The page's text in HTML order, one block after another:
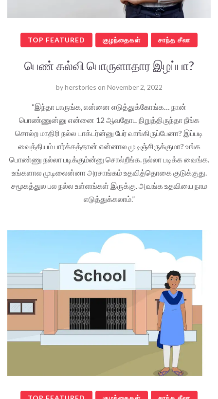
TOP FEATURED குழந்தைகள் சாந்த சீலா
பெண் கல்வி பொருளாதார இழப்பா?
byherstories on November 2, 2022
“இந்தா பாருங்க, என்னை எடுத்துக்கோங்க… நான்
பொண்ணுன்னு என்னை 12 ஆவதோட நிறுத்திருந்தா நீங்க
சொல்ற மாதிரி நல்ல டாக்டர்ன்னு பேர் வாங்கிருப்பேனா? இப்படி
வைத்தியம் பார்க்கத்தான் என்னால முடிஞ்சிருக்குமா? உங்க
பொண்ணு நல்லா படிக்கும்ன்னு சொல்றீங்க. நல்லா படிக்க வைங்க.
உங்களால முடிலைன்னா அரசாங்கம் உதவித்தொகை குடுக்குது.
சமூகத்துல பல நல்ல உள்ளங்கள் இருக்கு. அவங்க உதவியை நாம
எடுத்துக்கலாம்.”